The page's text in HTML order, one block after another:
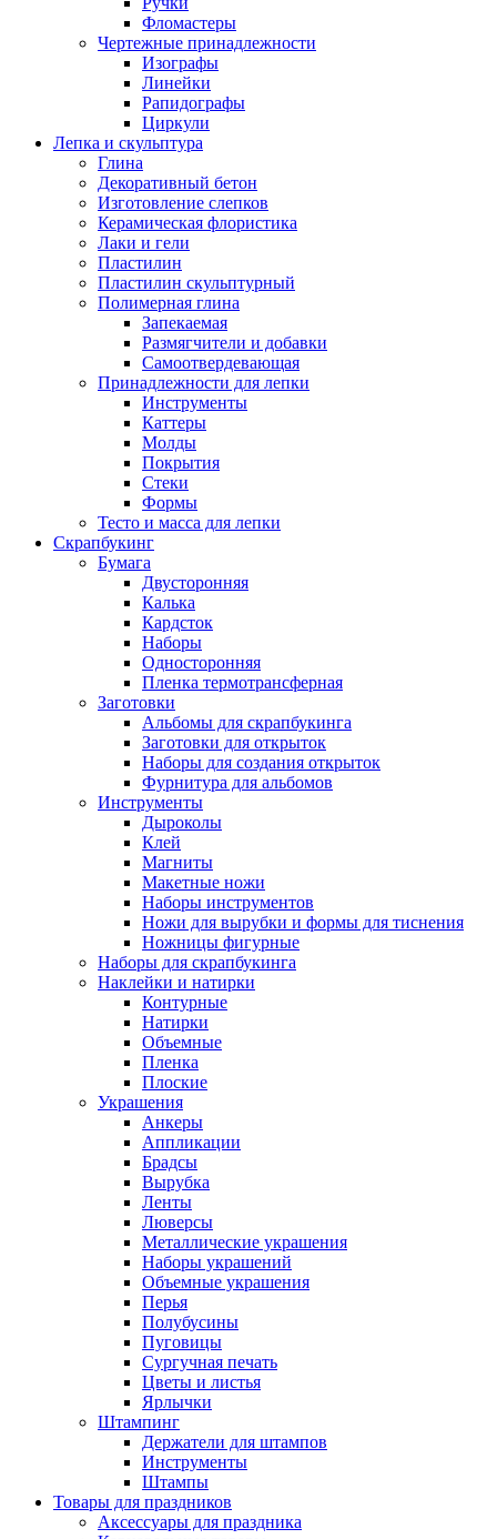
Фломастеры
Чертежные принадлежности
Изографы
Линейки
Рапидографы
Циркули
Лепка и скульптура
Глина
Декоративный бетон
Изготовление слепков
Керамическая флористика
Лаки и гели
Пластилин
Пластилин скульптурный
Полимерная глина
Запекаемая
Размягчители и добавки
Самоотвердевающая
Принадлежности для лепки
Инструменты
Каттеры
Молды
Покрытия
Стеки
Формы
Тесто и масса для лепки
Скрапбукинг
Бумага
Двусторонняя
Калька
Кардсток
Наборы
Односторонняя
Пленка термотрансферная
Заготовки
Альбомы для скрапбукинга
Заготовки для открыток
Наборы для создания открыток
Фурнитура для альбомов
Инструменты
Дыроколы
Клей
Магниты
Макетные ножи
Наборы инструментов
Ножи для вырубки и формы для тиснения
Ножницы фигурные
Наборы для скрапбукинга
Наклейки и натирки
Контурные
Натирки
Объемные
Пленка
Плоские
Украшения
Анкеры
Аппликации
Брадсы
Вырубка
Ленты
Люверсы
Металлические украшения
Наборы украшений
Объемные украшения
Перья
Полубусины
Пуговицы
Сургучная печать
Цветы и листья
Ярлычки
Штампинг
Держатели для штампов
Инструменты
Штампы
Товары для праздников
Аксессуары для праздника